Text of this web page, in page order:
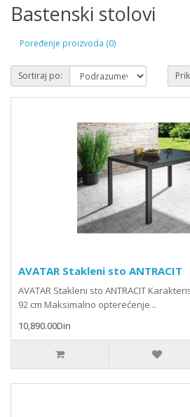
Bastenski stolovi
Poređenje proizvoda (0)
Sortiraj po:
AVATAR Stakleni sto ANTRACIT
AVATAR Stakleni sto ANTRACIT
92 cm Maksimalno opterećenje ..
10,890.00Din